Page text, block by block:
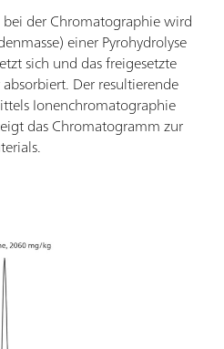
der Chromatographie wird
einer Pyrohydrolyse
sich und das freigesetzte
Der resultierende
Ionenchromatographie
das Chromatogramm zur